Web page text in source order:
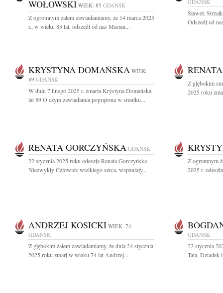
WOŁOWSKI WIEK: 85 GDAŃSK
Z ogromnym żalem zawiadamiamy, że 14 marca 2025
r., w wieku 85 lat, odszedł od nas Marian...
GDAŃSK
Sławek
Odszedł od
KRYSTYNA DOMAŃSKA WIEK:
89 GDAŃSK
W dniu 7 lutego 2025 r. zmarła Krystyna Domańska
lat 89 O czym zawiadamia pogrążona w smutku...
Z głębokim
2025 roku
RENATA GORCZYŃSKA GDAŃSK
22 stycznia 2025 roku odeszła Renata Gorczyńska
Niezwykły Człowiek wielkiego serca, wspaniały...
Z ogromnym
2025 r.
ANDRZEJ KOSICKI WIEK: 74
GDAŃSK
Z głębokim żalem zawiadamiamy, że dnia 24 stycznia
2025 roku zmarł w wieku 74 lat Andrzej...
GDAŃSK
22 stycznia
Tata, Dziadek